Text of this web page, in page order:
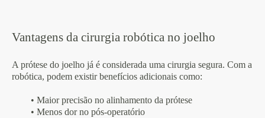
Vantagens da cirurgia robótica no joelho
A prótese do joelho já é considerada uma cirurgia segura. Com a
robótica, podem existir benefícios adicionais como:
• Maior precisão no alinhamento da prótese
• Menos dor no pós-operatório